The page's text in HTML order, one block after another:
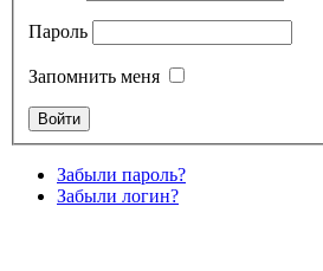
Пароль
Запомнить меня
Забыли пароль?
Забыли логин?